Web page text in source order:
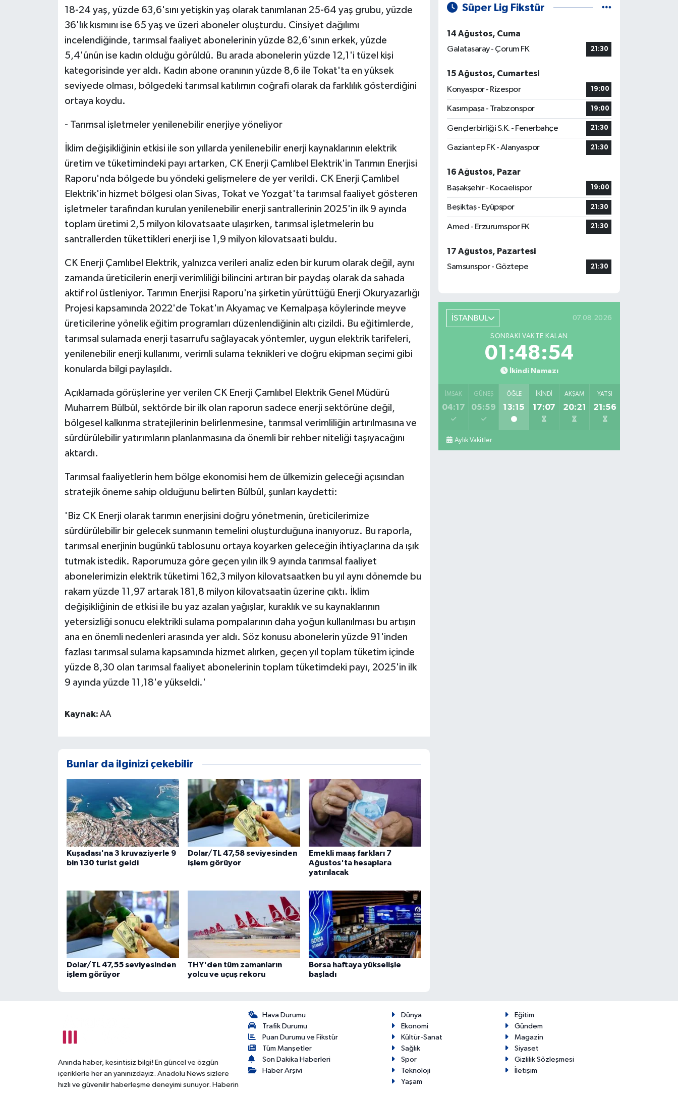
18-24 yaş, yüzde 63,6'sını yetişkin yaş olarak tanımlanan 25-64 yaş grubu, yüzde
36'lık kısmını ise 65 yaş ve üzeri aboneler oluşturdu. Cinsiyet dağılımı
incelendiğinde, tarımsal faaliyet abonelerinin yüzde 82,6'sının erkek, yüzde
5,4'ünün ise kadın olduğu görüldü. Bu arada abonelerin yüzde 12,1'i tüzel kişi
kategorisinde yer aldı. Kadın abone oranının yüzde 8,6 ile Tokat'ta en yüksek
seviyede olması, bölgedeki tarımsal katılımın coğrafi olarak da farklılık gösterdiğini
ortaya koydu.
- Tarımsal işletmeler yenilenebilir enerjiye yöneliyor
İklim değişikliğinin etkisi ile son yıllarda yenilenebilir enerji kaynaklarının elektrik
üretim ve tüketimindeki payı artarken, CK Enerji Çamlıbel Elektrik'in Tarımın Enerjisi
Raporu'nda bölgede bu yöndeki gelişmelere de yer verildi. CK Enerji Çamlıbel
Elektrik'in hizmet bölgesi olan Sivas, Tokat ve Yozgat'ta tarımsal faaliyet gösteren
işletmeler tarafından kurulan yenilenebilir enerji santrallerinin 2025'in ilk 9 ayında
toplam üretimi 2,5 milyon kilovatsaate ulaşırken, tarımsal işletmelerin bu
santrallerden tükettikleri enerji ise 1,9 milyon kilovatsaati buldu.
CK Enerji Çamlıbel Elektrik, yalnızca verileri analiz eden bir kurum olarak değil, aynı
zamanda üreticilerin enerji verimliliği bilincini artıran bir paydaş olarak da sahada
aktif rol üstleniyor. Tarımın Enerjisi Raporu'na şirketin yürüttüğü Enerji Okuryazarlığı
Projesi kapsamında 2022'de Tokat'ın Akyamaç ve Kemalpaşa köylerinde meyve
üreticilerine yönelik eğitim programları düzenlendiğinin altı çizildi. Bu eğitimlerde,
tarımsal sulamada enerji tasarrufu sağlayacak yöntemler, uygun elektrik tarifeleri,
yenilenebilir enerji kullanımı, verimli sulama teknikleri ve doğru ekipman seçimi gibi
konularda bilgi paylaşıldı.
Açıklamada görüşlerine yer verilen CK Enerji Çamlıbel Elektrik Genel Müdürü
Muharrem Bülbül, sektörde bir ilk olan raporun sadece enerji sektörüne değil,
bölgesel kalkınma stratejilerinin belirlenmesine, tarımsal verimliliğin artırılmasına ve
sürdürülebilir yatırımların planlanmasına da önemli bir rehber niteliği taşıyacağını
aktardı.
Tarımsal faaliyetlerin hem bölge ekonomisi hem de ülkemizin geleceği açısından
stratejik öneme sahip olduğunu belirten Bülbül, şunları kaydetti:
'Biz CK Enerji olarak tarımın enerjisini doğru yönetmenin, üreticilerimize
sürdürülebilir bir gelecek sunmanın temelini oluşturduğuna inanıyoruz. Bu raporla,
tarımsal enerjinin bugünkü tablosunu ortaya koyarken geleceğin ihtiyaçlarına da ışık
tutmak istedik. Raporumuza göre geçen yılın ilk 9 ayında tarımsal faaliyet
abonelerimizin elektrik tüketimi 162,3 milyon kilovatsaatken bu yıl aynı dönemde bu
rakam yüzde 11,97 artarak 181,8 milyon kilovatsaatin üzerine çıktı. İklim
değişikliğinin de etkisi ile bu yaz azalan yağışlar, kuraklık ve su kaynaklarının
yetersizliği sonucu elektrikli sulama pompalarının daha yoğun kullanılması bu artışın
ana en önemli nedenleri arasında yer aldı. Söz konusu abonelerin yüzde 91'inden
fazlası tarımsal sulama kapsamında hizmet alırken, geçen yıl toplam tüketim içinde
yüzde 8,30 olan tarımsal faaliyet abonelerinin toplam tüketimdeki payı, 2025'in ilk
9 ayında yüzde 11,18'e yükseldi.'
Kaynak: AA
Bunlar da ilginizi çekebilir
Kuşadası'na 3 kruvaziyerle 9
bin 130 turist geldi
Dolar/TL 47,58 seviyesinden
işlem görüyor
Emekli maaş farkları 7
Ağustos'ta hesaplara
yatırılacak
Dolar/TL 47,55 seviyesinden
işlem görüyor
THY'den tüm zamanların
yolcu ve uçuş rekoru
Borsa haftaya yükselişle
başladı
Süper Lig Fikstür
14 Ağustos, Cuma
Galatasaray - Çorum FK
21:30
15 Ağustos, Cumartesi
Konyaspor - Rizespor
19:00
Kasımpaşa - Trabzonspor 19:00
Gençlerbirliği S.K. - Fenerbahçe 21:30
Gaziantep FK - Alanyaspor 21:30
16 Ağustos, Pazar
Başakşehir - Kocaelispor
19:00
Beşiktaş - Eyüpspor 21:30
Amed - Erzurumspor FK 21:30
17 Ağustos, Pazartesi
Samsunspor - Göztepe
21:30
İSTANBUL 07.08.2026
SONRAKI VAKTE KALAN
01:48:53
İkindi Namazı
İMSAK
04:17
GÜNEŞ
05:59
ÖĞLE
13:15
İKINDI
17:07
AKŞAM
20:21
YATSI
21:56
Aylık Vakitler
Anında haber, kesintisiz bilgi! En güncel ve özgün
içeriklerle her an yanınızdayız. Anadolu News sizlere
hızlı ve güvenilir haberleşme deneyimi sunuyor. Haberin
Hava Durumu
Trafik Durumu
Puan Durumu ve Fikstür
Tüm Manşetler
Son Dakika Haberleri
Haber Arşivi
Dünya
Eğitim
Ekonomi
Gündem
Kültür-Sanat
Magazin
Sağlık
Siyaset
Spor
Gizlilik Sözleşmesi
Teknoloji
İletişim
Yaşam